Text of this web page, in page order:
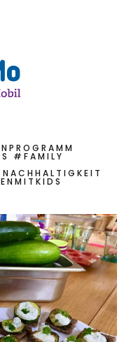
ich
– Bio
Akteur
#FAMILY